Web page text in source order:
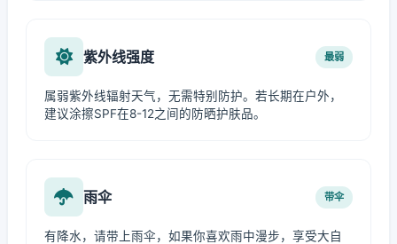
紫外线强度 最弱
属弱紫外线辐射天气，无需特别防护。若长期在户外，
建议涂擦SPF在8-12之间的防晒护肤品。
雨伞 带伞
有降水，请带上雨伞，如果你喜欢雨中漫步，享受大自